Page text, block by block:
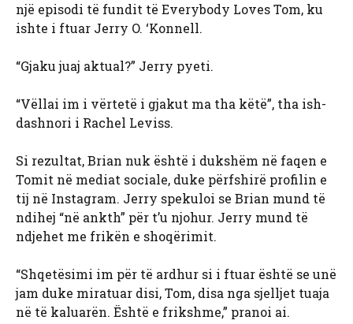
një episodi të fundit të Everybody Loves Tom, ku
ishte i ftuar Jerry O. ‘Konnell.
“Gjaku juaj aktual?” Jerry pyeti.
“Vëllai im i vërtetë i gjakut ma tha këtë”, tha ish-
dashnori i Rachel Leviss.
Si rezultat, Brian nuk është i dukshëm në faqen e
Tomit në mediat sociale, duke përfshirë profilin e
tij në Instagram. Jerry spekuloi se Brian mund të
ndihej “në ankth” për t’u njohur. Jerry mund të
ndjehet me frikën e shoqërimit.
“Shqetësimi im për të ardhur si i ftuar është se unë
jam duke miratuar disi, Tom, disa nga sjelljet tuaja
në të kaluarën. Është e frikshme,” pranoi ai.